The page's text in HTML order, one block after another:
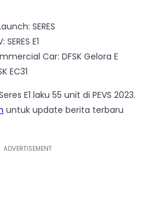
SERES
E1
Car: DFSK Gelora E
EC31
E1 laku 55 unit di PEVS 2023.
untuk update berita terbaru